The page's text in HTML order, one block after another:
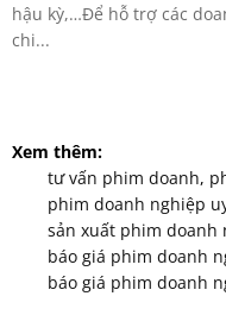
hậu kỳ,…Để hỗ trợ các
chi...
Xem thêm:
tư vấn phim doanh,
phim doanh nghiệp
sản xuất phim doanh
báo giá phim doanh
báo giá phim doanh